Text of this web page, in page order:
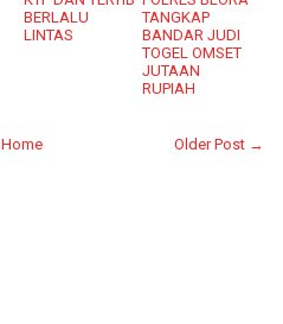
BERLALU
LINTAS
TANGKAP
BANDAR JUDI
TOGEL OMSET
JUTAAN
RUPIAH
Older Post →
Home